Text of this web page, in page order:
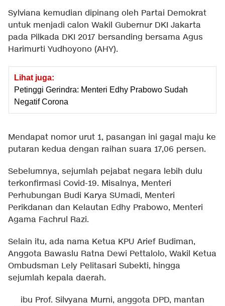
Sylviana kemudian dipinang oleh Partai Demokrat
untuk menjadi calon Wakil Gubernur DKI Jakarta
pada Pilkada DKI 2017 bersanding bersama Agus
Harimurti Yudhoyono (AHY).
Lihat juga:
Petinggi Gerindra: Menteri Edhy Prabowo Sudah
Negatif Corona
Mendapat nomor urut 1, pasangan ini gagal maju ke
putaran kedua dengan raihan suara 17,06 persen.
Sebelumnya, sejumlah pejabat negara lebih dulu
terkonfirmasi Covid-19. Misalnya, Menteri
Perhubungan Budi Karya SUmadi, Menteri
Perikdanan dan Kelautan Edhy Prabowo, Menteri
Agama Fachrul Razi.
Selain itu, ada nama Ketua KPU Arief Budiman,
Anggota Bawaslu Ratna Dewi Pettalolo, Wakil Ketua
Ombudsman Lely Pelitasari Subekti, hingga
sejumlah kepala daerah.
ibu Prof. Silvyana Murni, anggota DPD, mantan